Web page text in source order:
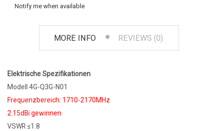
Notify me when available
MORE INFO REVIEWS (0)
Elektrische Spezifikationen
Modell 4G-Q3G-N01
Frequenzbereich: 1710-2170MHz
2.15dBi gewinnen
VSWR ≤1.8